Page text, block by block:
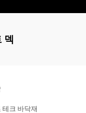
덱
테크 바닥재